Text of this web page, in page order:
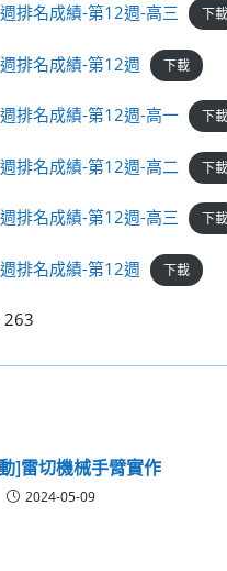
排名成績-第12週-高三 下載
排名成績-第12週 下載
排名成績-第12週-高一 下載
排名成績-第12週-高二 下載
排名成績-第12週-高三 下載
排名成績-第12週 下載
263
]雷切機械手臂實作
2024-05-09